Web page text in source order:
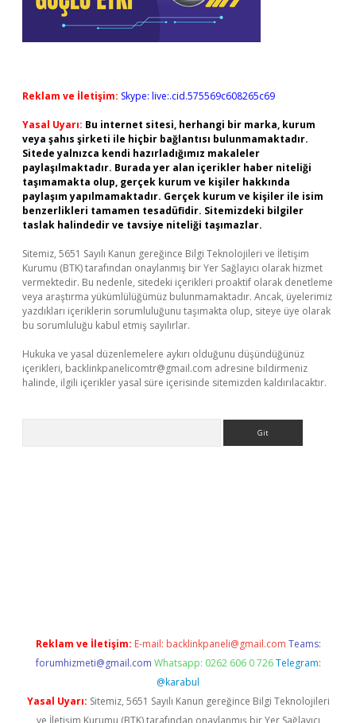
Reklam ve İletişim: Skype: live:.cid.575569c608265c69
Yasal Uyarı: Bu internet sitesi, herhangi bir marka, kurum
veya şahıs şirketi ile hiçbir bağlantısı bulunmamaktadır.
Sitede yalnızca kendi hazırladığımız makaleler
paylaşılmaktadır. Burada yer alan içerikler haber niteliği
taşımamakta olup, gerçek kurum ve kişiler hakkında
paylaşım yapılmamaktadır. Gerçek kurum ve kişiler ile isim
benzerlikleri tamamen tesadüfidir. Sitemizdeki bilgiler
taslak halindedir ve tavsiye niteliği taşımazlar.
Sitemiz, 5651 Sayılı Kanun gereğince Bilgi Teknolojileri ve İletişim
Kurumu (BTK) tarafından onaylanmış bir Yer Sağlayıcı olarak hizmet
vermektedir. Bu nedenle, sitedeki içerikleri proaktif olarak denetleme
veya araştırma yükümlülüğümüz bulunmamaktadır. Ancak, üyelerimiz
yazdıkları içeriklerin sorumluluğunu taşımakta olup, siteye üye olarak
bu sorumluluğu kabul etmiş sayılırlar.
Hukuka ve yasal düzenlemelere aykırı olduğunu düşündüğünüz
içerikleri, backlinkpanelicomtr@gmail.com adresine bildirmeniz
halinde, ilgili içerikler yasal süre içerisinde sitemizden kaldırılacaktır.
Reklam ve İletişim: E-mail: backlinkpaneli@gmail.com Teams:
forumhizmeti@gmail.com Whatsapp: 0262 606 0 726 Telegram:
@karabul
Yasal Uyarı: Sitemiz, 5651 Sayılı Kanun gereğince Bilgi Teknolojileri
ve İletişim Kurumu (BTK) tarafından onaylanmış bir Yer Sağlayıcı